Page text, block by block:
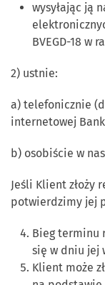
wysyłając ją
BVEGD-18 w
2) ustnie:
a) telefonicznie
internetowej
b) osobiście w
Jeśli Klient złoży
potwierdzimy jej
Bieg terminu
się w dniu jej
Klient może